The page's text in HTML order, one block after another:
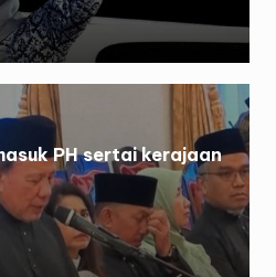
PH sertai kerajaan